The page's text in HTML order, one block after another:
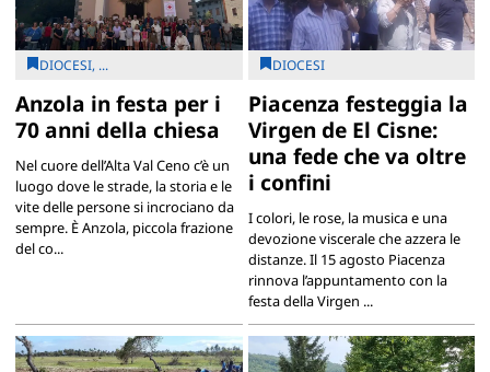
DIOCESI, ...
Anzola in festa per i
70 anni della chiesa
Nel cuore dell’Alta Val Ceno c’è un
luogo dove le strade, la storia e le
vite delle persone si incrociano da
sempre. È Anzola, piccola frazione
del co...
DIOCESI
Piacenza festeggia la
Virgen de El Cisne:
una fede che va oltre
i confini
I colori, le rose, la musica e una
devozione viscerale che azzera le
distanze. Il 15 agosto Piacenza
rinnova l’appuntamento con la
festa della Virgen ...